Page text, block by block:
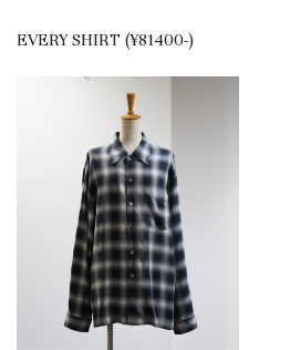
EVERY SHIRT (¥81400-)